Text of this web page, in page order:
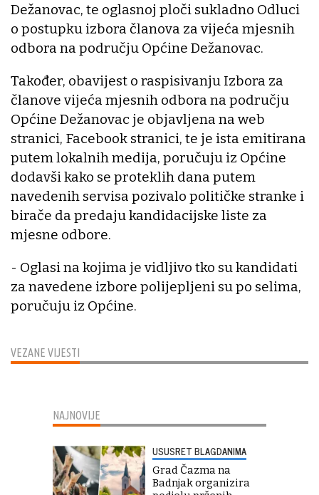
VEZANE VIJESTI
Dežanovac, te oglasnoj ploči sukladno Odluci
o postupku izbora članova za vijeća mjesnih
odbora na području Općine Dežanovac.
Također, obavijest o raspisivanju Izbora za
članove vijeća mjesnih odbora na području
Općine Dežanovac je objavljena na web
stranici, Facebook stranici, te je ista emitirana
putem lokalnih medija, poručuju iz Općine
dodavši kako se proteklih dana putem
navedenih servisa pozivalo političke stranke i
birače da predaju kandidacijske liste za
mjesne odbore.
- Oglasi na kojima je vidljivo tko su kandidati
za navedene izbore polijepljeni su po selima,
poručuju iz Općine.
NAJNOVIJE
USUSRET BLAGDANIMA
Grad Čazma na
Badnjak organizira